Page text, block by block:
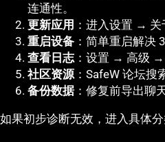
连通性。
更新应用 ：进入设置 →
重启设备 ：简单重启解决
查看日志：设置 → 高级 →
社区资源：SafeW 论坛搜
备份数据：修复前导出聊
如果初步诊断无效，进入具体分